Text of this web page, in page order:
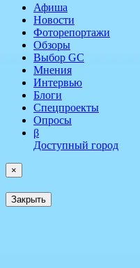
Афиша
Новости
Фоторепортажи
Обзоры
Выбор GC
Мнения
Интервью
Блоги
Спецпроекты
Опросы
β
Доступный город
×
Закрыть